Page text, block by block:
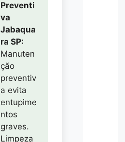
Preventi
va
Jabaqua
ra SP:
Manuten
ção
preventiv
a evita
entupime
ntos
graves.
Limpeza